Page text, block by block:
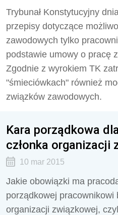
Trybunał Konstytucyjny
przepisy dotyczące
zawodowych tylko
podstawie umowy o pracę
Zgodnie z wyrokiem TK
"śmieciówkach" również
związków zawodowych.
Kara porządkowa
członka organizacji
10 mar 2015
Jakie obowiązki ma
porządkowej pracownikowi
organizacji związkowej,